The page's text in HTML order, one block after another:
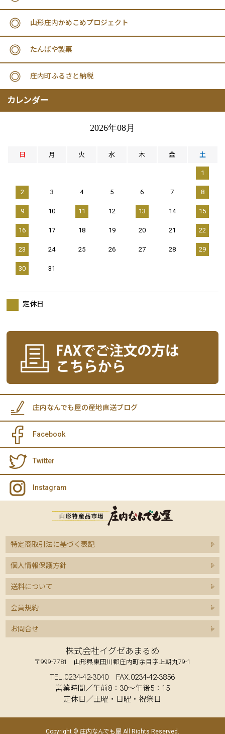
山形庄内かめこめプロジェクト
たんばや製菓
庄内町ふるさと納税
カレンダー
2026年08月
日 月 火 水 木 金 土
1
2 3 4 5 6 7 8
9 10 11 12 13 14 15
16 17 18 19 20 21 22
23 24 25 26 27 28 29
30 31
定休日
庄内なんでも屋の産地直送ブログ
Facebook
Twitter
Instagram
特定商取引法に基づく表記
個人情報保護方針
送料について
会員規約
お問合せ
株式会社イグゼあまるめ
〒999-7781 山形県東田川郡庄内町余目字上朝丸79-1
TEL.0234-42-3040 FAX.0234-42-3856
営業時間／午前8：30～午後5：15
定休日／土曜・日曜・祝祭日
Copyright © 庄内なんでも屋 All Rights Reserved.